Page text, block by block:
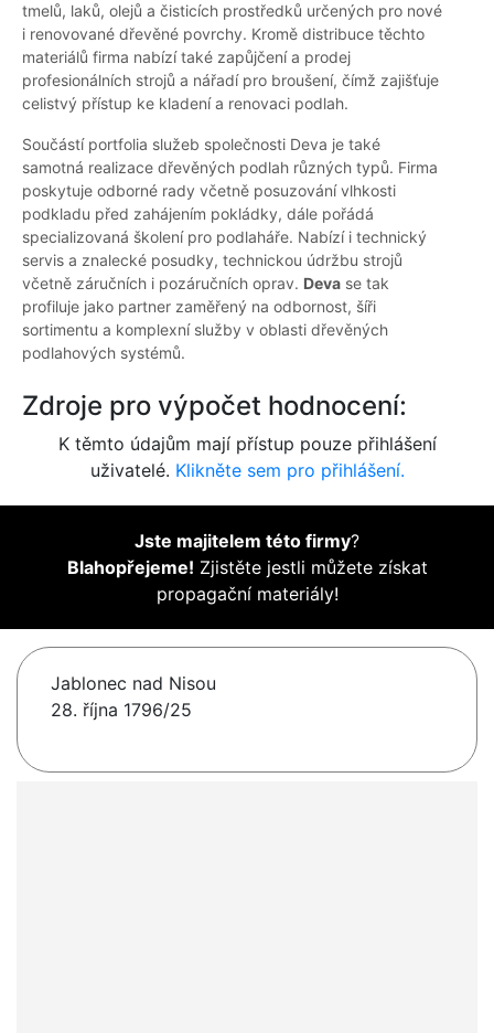
tmelů, laků, olejů a čisticích prostředků určených pro nové
i renovované dřevěné povrchy. Kromě distribuce těchto
materiálů firma nabízí také zapůjčení a prodej
profesionálních strojů a nářadí pro broušení, čímž zajišťuje
celistvý přístup ke kladení a renovaci podlah.
Součástí portfolia služeb společnosti Deva je také
samotná realizace dřevěných podlah různých typů. Firma
poskytuje odborné rady včetně posuzování vlhkosti
podkladu před zahájením pokládky, dále pořádá
specializovaná školení pro podlaháře. Nabízí i technický
servis a znalecké posudky, technickou údržbu strojů
včetně záručních i pozáručních oprav. Deva se tak
profiluje jako partner zaměřený na odbornost, šíři
sortimentu a komplexní služby v oblasti dřevěných
podlahových systémů.
Zdroje pro výpočet hodnocení:
K těmto údajům mají přístup pouze přihlášení
uživatelé. Klikněte sem pro přihlášení.
Jste majitelem této firmy?
Blahopřejeme! Zjistěte jestli můžete získat
propagační materiály!
Jablonec nad Nisou
28. října 1796/25